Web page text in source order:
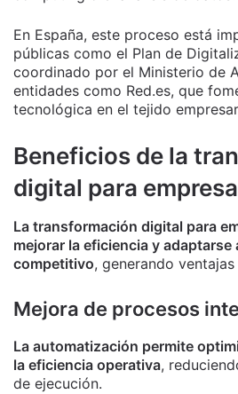
En España, este proceso está
públicas como el Plan de
coordinado por el Ministerio de
entidades como Red.es, que
tecnológica en el tejido
Beneficios de la
digital para
La transformación digital para
mejorar la eficiencia y adaptarse
competitivo, generando
Mejora de procesos
La automatización permite
la eficiencia operativa,
de ejecución.